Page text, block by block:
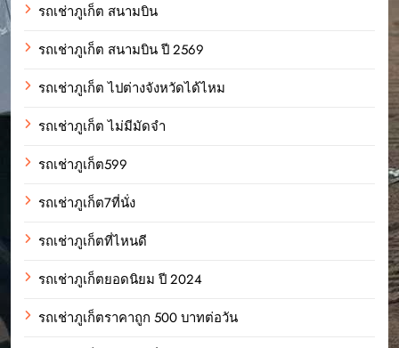
รถเช่าภูเก็ต สนามบิน
รถเช่าภูเก็ต สนามบิน ปี 2569
รถเช่าภูเก็ต ไปต่างจังหวัดได้ไหม
รถเช่าภูเก็ต ไม่มีมัดจำ
รถเช่าภูเก็ต599
รถเช่าภูเก็ต7ที่นั่ง
รถเช่าภูเก็ตที่ไหนดี
รถเช่าภูเก็ตยอดนิยม ปี 2024
รถเช่าภูเก็ตราคาถูก 500 บาทต่อวัน